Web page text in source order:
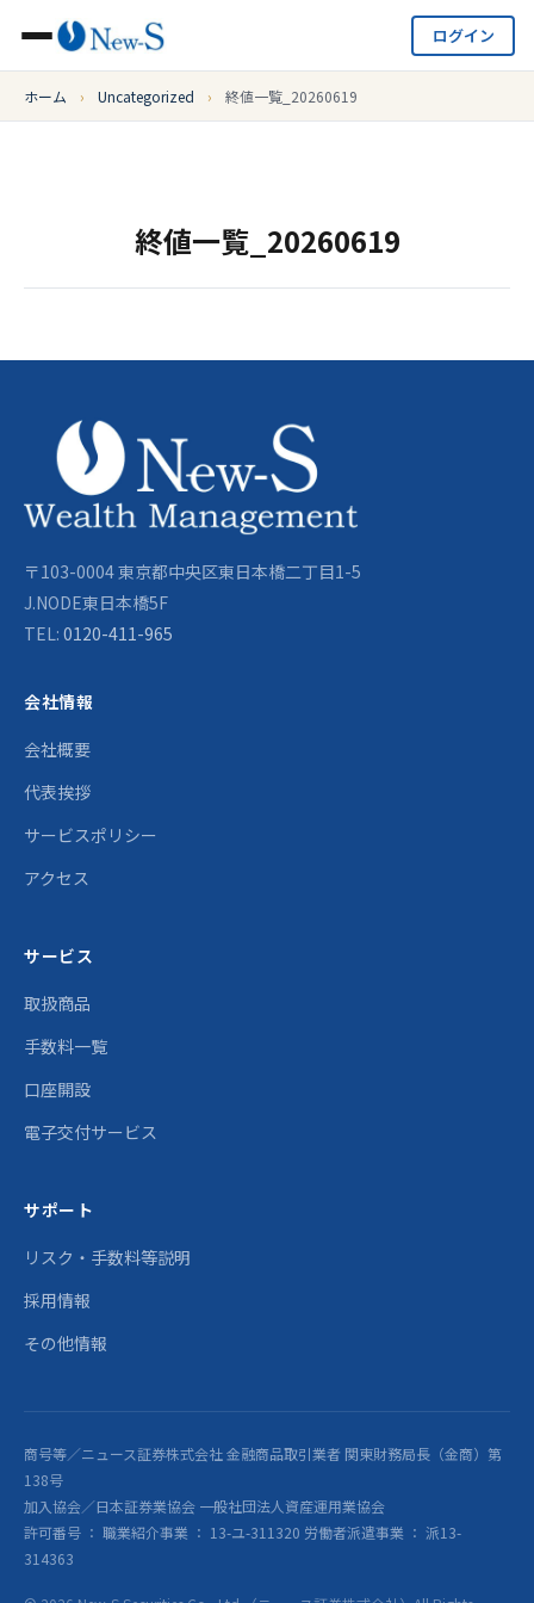
ログイン
ホーム › Uncategorized › 終値一覧_20260619
終値一覧_20260619
〒103-0004 東京都中央区東日本橋二丁目1-5
J.NODE東日本橋5F
TEL: 0120-411-965
会社情報
会社概要
代表挨拶
サービスポリシー
アクセス
サービス
取扱商品
手数料一覧
口座開設
電子交付サービス
サポート
リスク・手数料等説明
採用情報
その他情報
商号等／ニュース証券株式会社 金融商品取引業者 関東財務局長（金商）第
138号
加入協会／日本証券業協会 一般社団法人資産運用業協会
許可番号 ： 職業紹介事業 ： 13-ユ-311320 労働者派遣事業 ： 派13-
314363